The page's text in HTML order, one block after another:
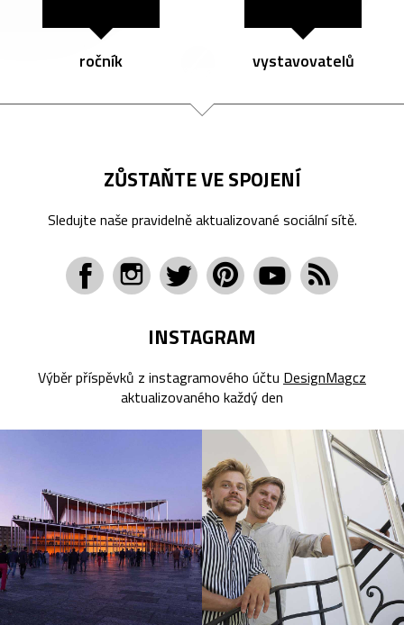
ročník vystavovatelů
ZŮSTAŇTE VE SPOJENÍ
Sledujte naše pravidelně aktualizované sociální sítě.
INSTAGRAM
Výběr příspěvků z instagramového účtu DesignMagcz
aktualizovaného každý den